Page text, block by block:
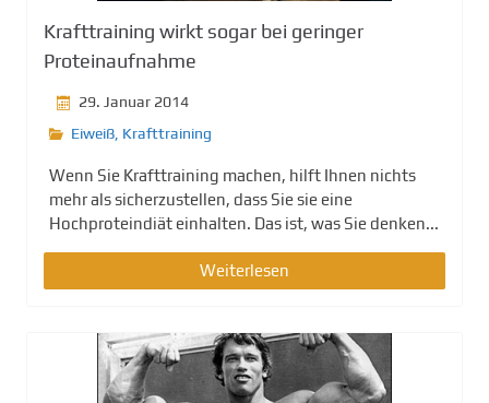
Krafttraining wirkt sogar bei geringer
Proteinaufnahme
29. Januar 2014
Eiweiß, Krafttraining
Wenn Sie Krafttraining machen, hilft Ihnen nichts
mehr als sicherzustellen, dass Sie sie eine
Hochproteindiät einhalten. Das ist, was Sie denken...
Weiterlesen